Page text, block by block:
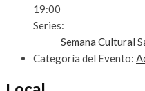
19:00
Series:
Semana Cultural
Categoría del Evento: